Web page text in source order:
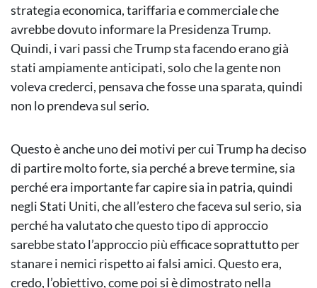
strategia economica, tariffaria e commerciale che
avrebbe dovuto informare la Presidenza Trump.
Quindi, i vari passi che Trump sta facendo erano già
stati ampiamente anticipati, solo che la gente non
voleva crederci, pensava che fosse una sparata, quindi
non lo prendeva sul serio.
Questo è anche uno dei motivi per cui Trump ha deciso
di partire molto forte, sia perché a breve termine, sia
perché era importante far capire sia in patria, quindi
negli Stati Uniti, che all’estero che faceva sul serio, sia
perché ha valutato che questo tipo di approccio
sarebbe stato l’approccio più efficace soprattutto per
stanare i nemici rispetto ai falsi amici. Questo era,
credo, l’obiettivo, come poi si è dimostrato nella